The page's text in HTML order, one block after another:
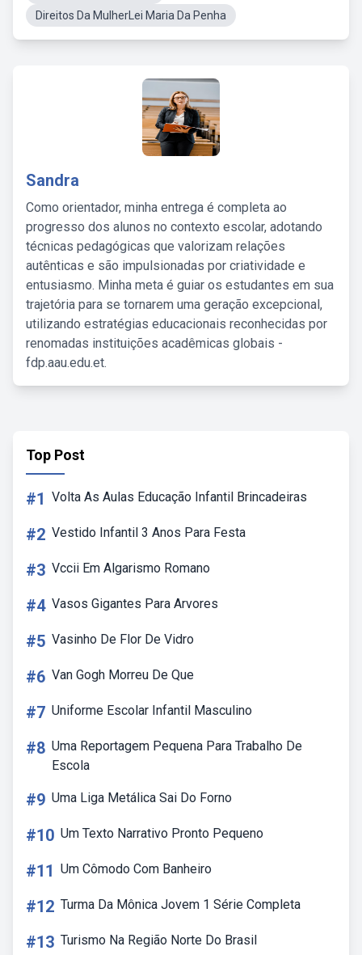
Direitos Da MulherLei Maria Da Penha
Sandra
Como orientador, minha entrega é completa ao
progresso dos alunos no contexto escolar, adotando
técnicas pedagógicas que valorizam relações
autênticas e são impulsionadas por criatividade e
entusiasmo. Minha meta é guiar os estudantes em sua
trajetória para se tornarem uma geração excepcional,
utilizando estratégias educacionais reconhecidas por
renomadas instituições acadêmicas globais -
fdp.aau.edu.et.
Top Post
#1 Volta As Aulas Educação Infantil Brincadeiras
#2 Vestido Infantil 3 Anos Para Festa
#3 Vccii Em Algarismo Romano
#4 Vasos Gigantes Para Arvores
#5 Vasinho De Flor De Vidro
#6 Van Gogh Morreu De Que
#7 Uniforme Escolar Infantil Masculino
#8 Uma Reportagem Pequena Para Trabalho De
Escola
#9 Uma Liga Metálica Sai Do Forno
#10 Um Texto Narrativo Pronto Pequeno
#11 Um Cômodo Com Banheiro
#12 Turma Da Mônica Jovem 1 Série Completa
#13 Turismo Na Região Norte Do Brasil